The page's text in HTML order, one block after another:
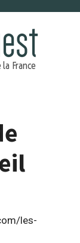
les-